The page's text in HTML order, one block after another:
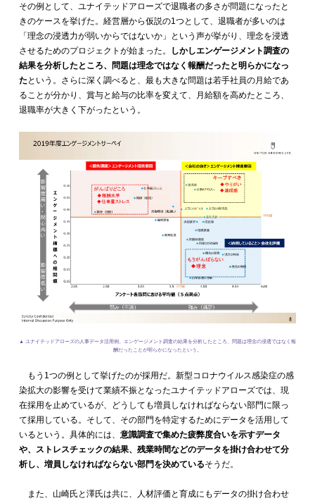
その例として、ユナイテッドアローズで退職者の多さが問題になったと
きのケースを挙げた。経営層から仮説の1つとして、退職者が多いのは
「理念の浸透力が弱いからではないか」という声が挙がり、理念を浸透
させるためのプロジェクトが始まった。
しかしエンゲージメント調査の
結果を分析したところ、問題は理念ではなく報酬だったと明らかになっ
た という。さらに深く調べると、最も大きな問題は若手社員の月給であ
ることが分かり、賞与と給与の比率を変えて、月給額を高めたところ、
退職率が大きく下がったという。
▲ ユナイテッドアローズの人事データ活用例。エンゲージメント調査の結果を分析したところ、
問題は理念の浸透ではなく報
酬だったことが明らかになったという。
もう1つの例として挙げたのが採用だ。新型コロナウイルス感染症の感
染拡大の影響を受けて業績不振となったユナイテッドアローズでは、現
在採用を止めているが、どうしても増員しなければならない部門に限っ
て採用している。そして、その部門を特定するためにデータを活用して
いるという。具体的には、 意識調査で集めた疲弊度合いを示すデータ
や、ストレスチェックの結果、残業時間などのデータを掛け合わせて分
析し、増員しなければならない部門を決めているそうだ。
また、山崎氏と澤氏は共に、人材評価と育成にもデータの掛け合わせ